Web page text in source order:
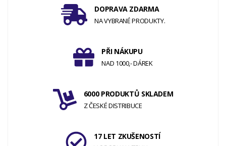
DOPRAVA ZDARMA
NA VYBRANÉ PRODUKTY.
PŘI NÁKUPU
NAD 1000,- DÁREK
6000 PRODUKTŮ SKLADEM
Z ČESKÉ DISTRIBUCE
17 LET ZKUŠENOSTÍ